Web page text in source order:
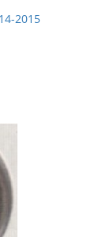
2015